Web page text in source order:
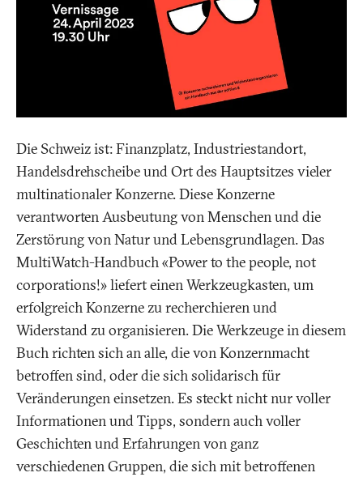
Die Schweiz ist: Finanzplatz, Industriestandort,
Handelsdrehscheibe und Ort des Hauptsitzes vieler
multinationaler Konzerne. Diese Konzerne
verantworten Ausbeutung von Menschen und die
Zerstörung von Natur und Lebensgrundlagen. Das
MultiWatch-Handbuch «Power to the people, not
corporations!» liefert einen Werkzeugkasten, um
erfolgreich Konzerne zu recherchieren und
Widerstand zu organisieren. Die Werkzeuge in diesem
Buch richten sich an alle, die von Konzernmacht
betroffen sind, oder die sich solidarisch für
Veränderungen einsetzen. Es steckt nicht nur voller
Informationen und Tipps, sondern auch voller
Geschichten und Erfahrungen von ganz
verschiedenen Gruppen, die sich mit betroffenen